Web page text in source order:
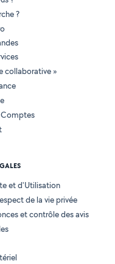
?
collaborative »
Comptes
et d'Utilisation
de la vie privée
et contrôle des avis